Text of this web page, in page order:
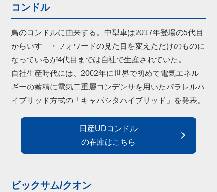
コンドル
鳥のコンドルに由来する。中型車は2017年登場の5代目
からいすゞ・フォワードの見た目を変えただけのものに
なっているが4代目までは自社で生産されていた。
自社生産時代には、2002年に世界で初めて電気エネル
ギーの蓄積に電気二重層コンデンサを用いたパラレルハ
イブリッド方式の「キャパシタハイブリッド」を発表。
日産UDコンドル
の在庫はこちら
ビックサム/クオン